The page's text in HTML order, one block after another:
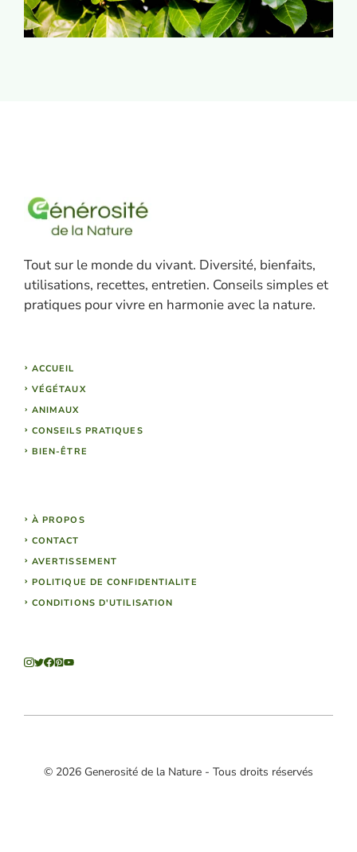
Tout sur le monde du vivant. Diversité, bienfaits,
utilisations, recettes, entretien. Conseils simples et
pratiques pour vivre en harmonie avec la nature.
ACCUEIL
VÉGÉTAUX
ANIMAUX
CONSEILS PRATIQUES
BIEN-ÊTRE
À PROPOS
CONTACT
AVERTISSEMENT
POLITIQUE DE CONFIDENTIALITE
CONDITIONS D'UTILISATION
© 2026 Generosité de la Nature - Tous droits réservés